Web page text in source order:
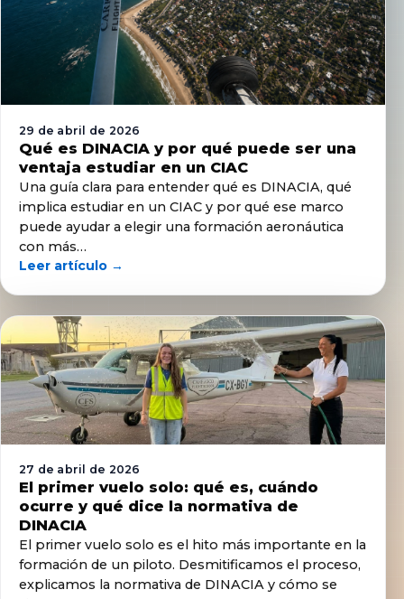
29 de abril de 2026
Qué es DINACIA y por qué puede ser una
ventaja estudiar en un CIAC
Una guía clara para entender qué es DINACIA, qué
implica estudiar en un CIAC y por qué ese marco
puede ayudar a elegir una formación aeronáutica
con más…
Leer artículo →
27 de abril de 2026
El primer vuelo solo: qué es, cuándo
ocurre y qué dice la normativa de
DINACIA
El primer vuelo solo es el hito más importante en la
formación de un piloto. Desmitificamos el proceso,
explicamos la normativa de DINACIA y cómo se